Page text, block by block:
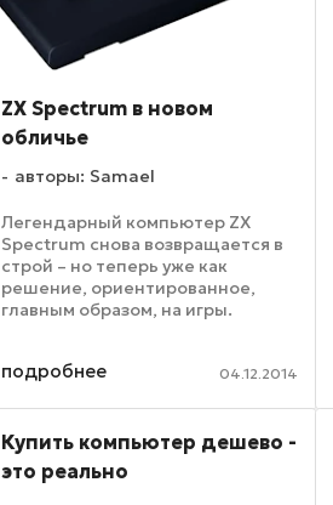
ZX Spectrum в новом
обличье
авторы: Samael
Легендарный компьютер ZX
Spectrum снова возвращается в
строй – но теперь уже как
решение, ориентированное,
главным образом, на игры.
настоящему культовых
подробнее 04.12.2014
Купить компьютер дешево -
это реально